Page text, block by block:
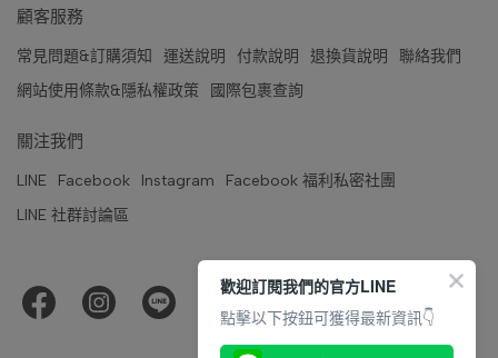
顧客服務
常見問題&訂購須知 運送說明 付款說明 退換貨說明
聯絡我們
網站使用條款&隱私權政策
國際包裹查詢
關注我們
LINE Facebook Instagram
Facebook 福利私密社團
LINE 社群討論區
歡迎訂閱我們的官方LINE
點擊以下按鈕可獲得最新資訊👇